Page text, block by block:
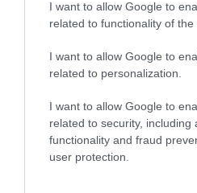
I want to allow Google to
related to functionality of the
I want to allow Google to
related to personalization.
I want to allow Google to
related to security, including
functionality and fraud
user protection.